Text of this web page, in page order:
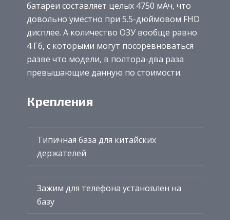
батареи составляет целых 4750 мАч, что
довольно уместно при 5.5-дюймовом FHD
дисплее. А количество ОЗУ вообще равно
4 Гб, с которыми могут посоревноваться
разве что модели, в полтора-два раза
превышающие данную по стоимости.
Крепления
Типичная база для китайских
держателей
Зажим для телефона установлен на
базу